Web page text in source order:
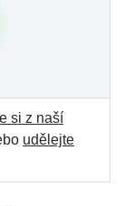
si z naší
udělejte